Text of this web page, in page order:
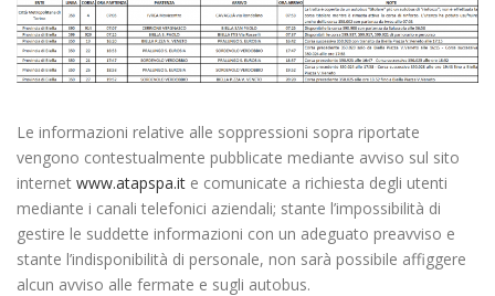
Le informazioni relative alle soppressioni sopra riportate
vengono contestualmente pubblicate mediante avviso sul sito
internet www.atapspa.it e comunicate a richiesta degli utenti
mediante i canali telefonici aziendali; stante l’impossibilità di
gestire le suddette informazioni con un adeguato preavviso e
stante l’indisponibilità di personale, non sarà possibile affiggere
alcun avviso alle fermate e sugli autobus.